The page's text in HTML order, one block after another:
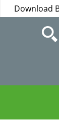
Download